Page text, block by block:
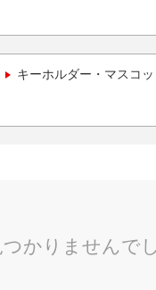
キーホルダー・マスコ